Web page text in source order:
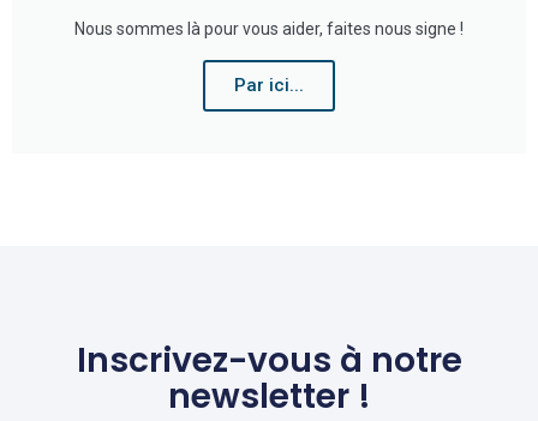
Nous sommes là pour vous aider, faites nous signe !
Par ici...
Inscrivez-vous à notre
newsletter !